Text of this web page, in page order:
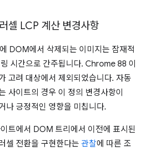
셀 LCP 계산 변경사항
DOM에서 삭제되는 이미지는 잠재적
시간으로 간주됩니다. Chrome 88 이
고려 대상에서 제외되었습니다. 자동
사이트의 경우 이 정의 변경사항이
나 긍정적인 영향을 미칩니다.
트에서 DOM 트리에서 이전에 표시된
셀 전환을 구현한다는 관찰에 따른 조